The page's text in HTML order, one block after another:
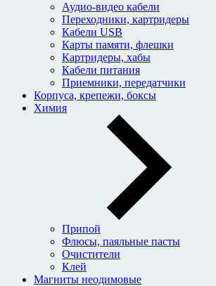
Аудио-видео кабели
Переходники, картридеры
Кабели USB
Карты памяти, флешки
Картридеры, хабы
Кабели питания
Приемники, передатчики
Корпуса, крепежи, боксы
Химия
Припой
Флюсы, паяльные пасты
Очистители
Клей
Магниты неодимовые